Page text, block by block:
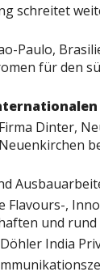
schreitet
Paulo,
für den
Dinter,
Flavours-,
und
India